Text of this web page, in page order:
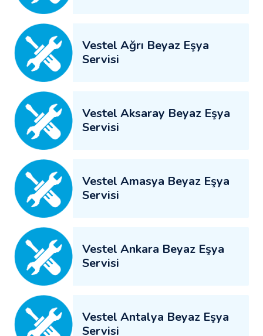
Vestel Ağrı Beyaz Eşya
Servisi
Vestel Aksaray Beyaz Eşya
Servisi
Vestel Amasya Beyaz Eşya
Servisi
Vestel Ankara Beyaz Eşya
Servisi
Vestel Antalya Beyaz Eşya
Servisi